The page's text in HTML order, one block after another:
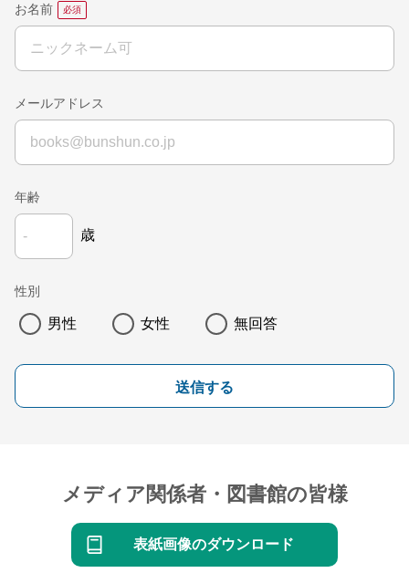
お名前
メールアドレス
年齢
歳
性別
男性 女性 無回答
送信する
メディア関係者・図書館の皆様
表紙画像のダウンロード